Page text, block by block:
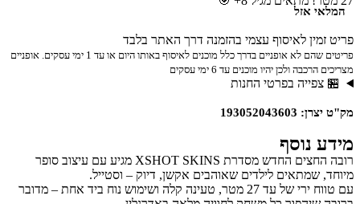
המלאי אזל
פריט זמין לאיסוף עצמי בהזמנה דרך האתר בלבד
פריטים שהם לא אופניים בדרך כלל מוכנים לאיסוף באותו היום או עד 1 ימי עסקים. אופניים
מצריכים הרכבה ולכן יהיו מוכנים עד 6 ימי עסקים
🏪 צפייה בפרטי החנות
מק"ט יצרן: 193052043603
מידע נוסף
רובה החצים החדש מסדרת XSHOT SKINS מגיע עם עיצוב סופר
מיוחד, שמתאים לילדים שאוהבים אקשן, דיוק – וסטייל.
עם טווח ירי של עד 27 מטר, טעינה קלה ושימוש נוח ביד אחת – מדובר